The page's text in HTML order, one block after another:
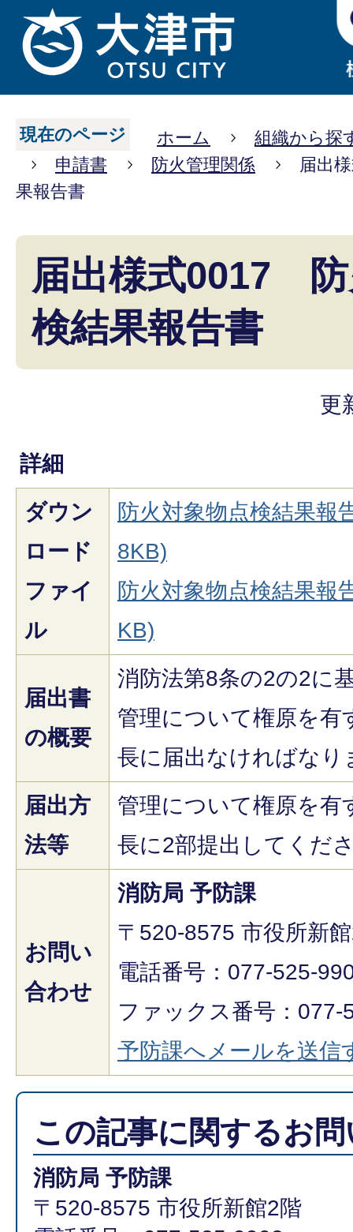
現在のページ ホーム
組織から探
申請書
防火管理関係
届出
果報告書
届出様式0017 防
検結果報告書
更
詳細
ダウン
ロード
ファイ
ル
防火対象物点検結果報
8KB)
防火対象物点検結果報
KB)
届出書
の概要
消防法第8条の2の2に
管理について権原を有
長に届出なければなり
届出方
法等
管理について権原を有
長に2部提出してくだ
お問い
合わせ
消防局 予防課
〒520-8575 市役所新
電話番号：077-525-
ファックス番号：077-
予防課へメールを送信
この記事に関するお
消防局 予防課
〒520-8575 市役所新館2階